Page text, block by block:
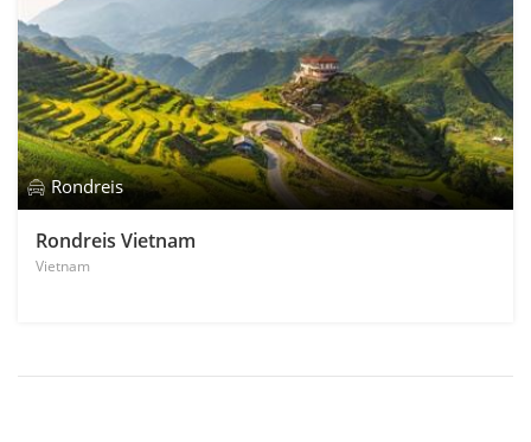
Rondreis
Rondreis Vietnam
Vietnam